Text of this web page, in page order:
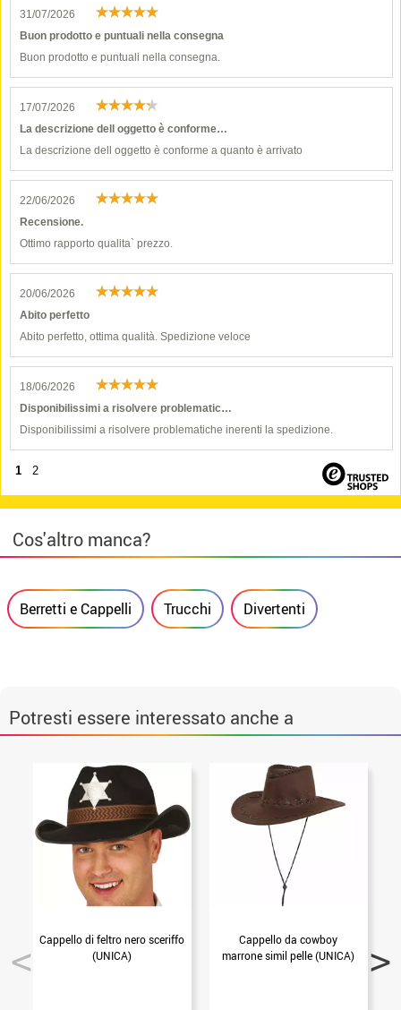
31/07/2026
Buon prodotto e puntuali nella consegna
Buon prodotto e puntuali nella consegna.
17/07/2026
La descrizione dell oggetto è conforme…
La descrizione dell oggetto è conforme a quanto è arrivato
22/06/2026
Recensione.
Ottimo rapporto qualita` prezzo.
20/06/2026
Abito perfetto
Abito perfetto, ottima qualità. Spedizione veloce
18/06/2026
Disponibilissimi a risolvere problematic…
Disponibilissimi a risolvere problematiche inerenti la spedizione.
1 2
Cos'altro manca?
Berretti e Cappelli Trucchi Divertenti
Potresti essere interessato anche a
Cappello di feltro nero sceriffo
(UNICA)
Cappello da cowboy
marrone simil pelle (UNICA)